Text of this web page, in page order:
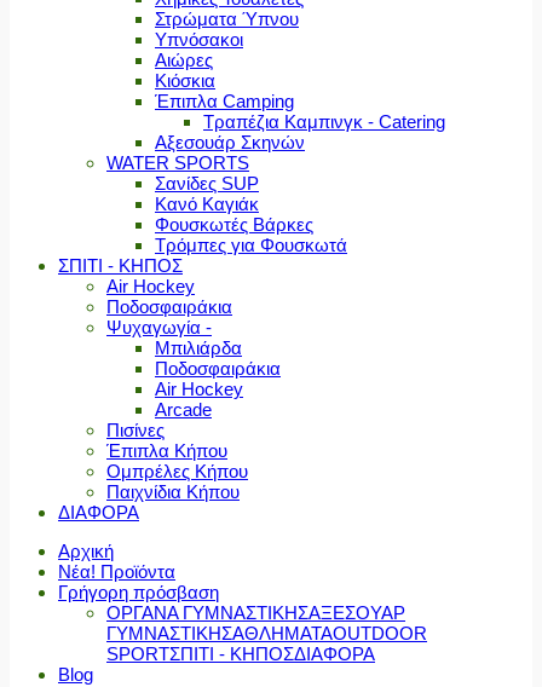
Στρώματα Ύπνου
Υπνόσακοι
Αιώρες
Κιόσκια
Έπιπλα Camping
Τραπέζια Καμπινγκ - Catering
Αξεσουάρ Σκηνών
WATER SPORTS
Σανίδες SUP
Κανό Καγιάκ
Φουσκωτές Βάρκες
Τρόμπες για Φουσκωτά
ΣΠΙΤΙ - ΚΗΠΟΣ
Air Hockey
Ποδοσφαιράκια
Ψυχαγωγία -
Μπιλιάρδα
Ποδοσφαιράκια
Air Hockey
Arcade
Πισίνες
Έπιπλα Κήπου
Ομπρέλες Κήπου
Παιχνίδια Κήπου
ΔΙΑΦΟΡΑ
Αρχική
Νέα! Προϊόντα
Γρήγορη πρόσβαση
ΟΡΓΑΝΑ ΓΥΜΝΑΣΤΙΚΗΣΑΞΕΣΟΥΑΡ
ΓΥΜΝΑΣΤΙΚΗΣΑΘΛΗΜΑΤΑOUTDOOR
SPORTΣΠΙΤΙ - ΚΗΠΟΣΔΙΑΦΟΡΑ
Blog